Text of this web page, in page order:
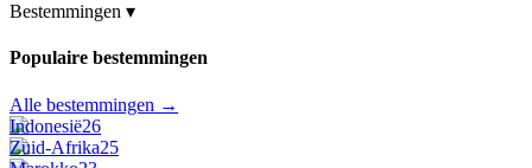
Bestemmingen ▾
Populaire bestemmingen
Alle bestemmingen →
Indonesië26
Zuid-Afrika25